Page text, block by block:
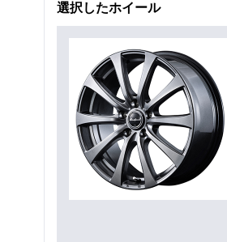
選択したホイール